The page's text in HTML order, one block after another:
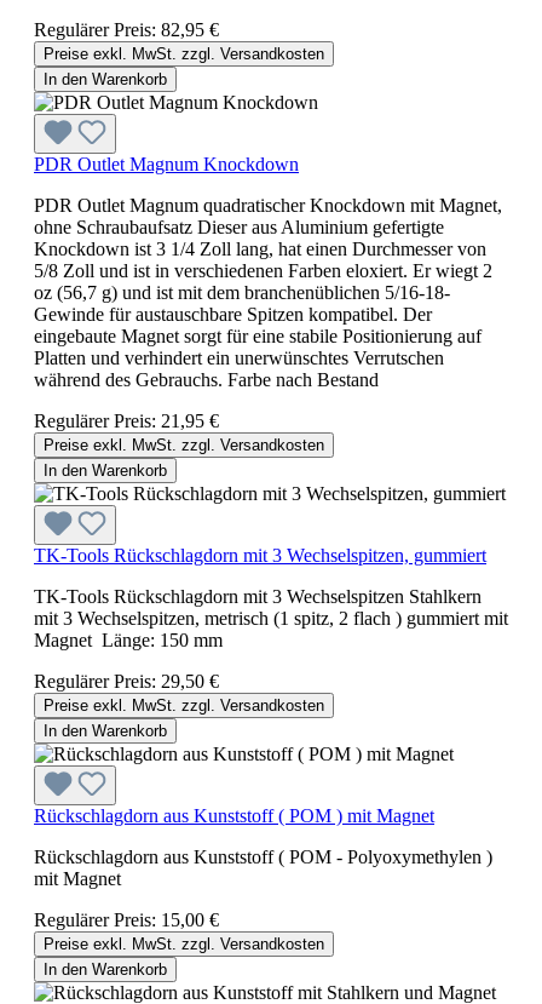
Regulärer Preis: 82,95 €
Preise exkl. MwSt. zzgl. Versandkosten
In den Warenkorb
PDR Outlet Magnum Knockdown
PDR Outlet Magnum quadratischer Knockdown mit Magnet,
ohne Schraubaufsatz Dieser aus Aluminium gefertigte
Knockdown ist 3 1/4 Zoll lang, hat einen Durchmesser von
5/8 Zoll und ist in verschiedenen Farben eloxiert. Er wiegt 2
oz (56,7 g) und ist mit dem branchenüblichen 5/16-18-
Gewinde für austauschbare Spitzen kompatibel. Der
eingebaute Magnet sorgt für eine stabile Positionierung auf
Platten und verhindert ein unerwünschtes Verrutschen
während des Gebrauchs. Farbe nach Bestand
Regulärer Preis: 21,95 €
Preise exkl. MwSt. zzgl. Versandkosten
In den Warenkorb
TK-Tools Rückschlagdorn mit 3 Wechselspitzen, gummiert
TK-Tools Rückschlagdorn mit 3 Wechselspitzen Stahlkern
mit 3 Wechselspitzen, metrisch (1 spitz, 2 flach ) gummiert mit
Magnet Länge: 150 mm
Regulärer Preis: 29,50 €
Preise exkl. MwSt. zzgl. Versandkosten
In den Warenkorb
Rückschlagdorn aus Kunststoff ( POM ) mit Magnet
Rückschlagdorn aus Kunststoff ( POM - Polyoxymethylen )
mit Magnet
Regulärer Preis: 15,00 €
Preise exkl. MwSt. zzgl. Versandkosten
In den Warenkorb